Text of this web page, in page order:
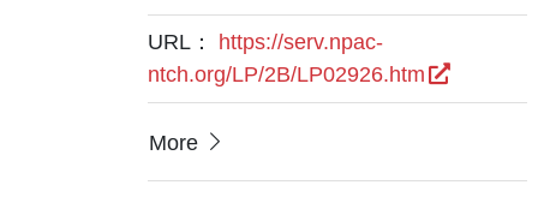
URL： https://serv.npac-
ntch.org/LP/2B/LP02926.htm
More